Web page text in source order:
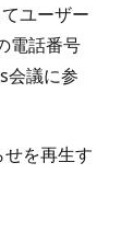
ユーザー
電話番号
会議に参
を再生す